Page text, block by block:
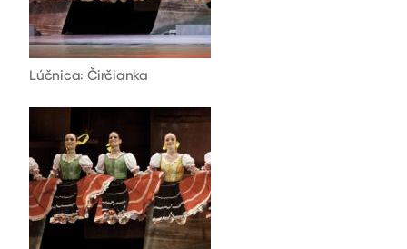
Lúčnica: Čirčianka